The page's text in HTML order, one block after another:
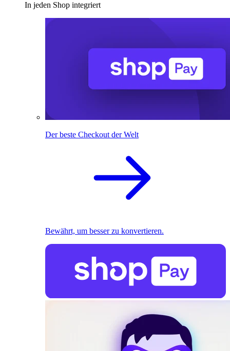
In jeden Shop integriert
Der beste Checkout der Welt
Bewährt, um besser zu konvertieren.